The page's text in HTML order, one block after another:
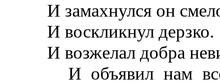
И замахнулся он
И воскликнул дерзко.
И возжелал добра
И объявил нам